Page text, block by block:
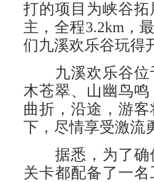
打的项目为峡谷
主，全程3.2km，
们九溪欢乐谷玩得
九溪欢乐谷位
木苍翠、山幽鸟
曲折，沿途，游
下，尽情享受激流
据悉，为了确
关卡都配备了一